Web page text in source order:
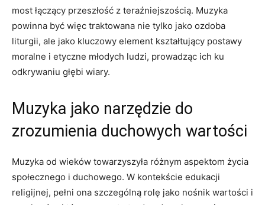
most łączący przeszłość z teraźniejszością. Muzyka
powinna być więc traktowana nie tylko jako ozdoba
liturgii, ale jako kluczowy element kształtujący postawy
moralne i etyczne młodych ludzi, prowadząc ich ku
odkrywaniu głębi wiary.
Muzyka jako narzędzie do
zrozumienia duchowych wartości
Muzyka od wieków towarzyszyła różnym aspektom życia
społecznego i duchowego. W kontekście edukacji
religijnej, pełni ona szczególną rolę jako nośnik wartości i